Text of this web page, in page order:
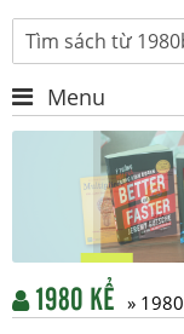
Menu
1980 KỂ »